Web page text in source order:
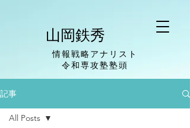
山岡鉄秀
情報戦略アナリスト
​令和専攻塾塾頭
記事
All Posts